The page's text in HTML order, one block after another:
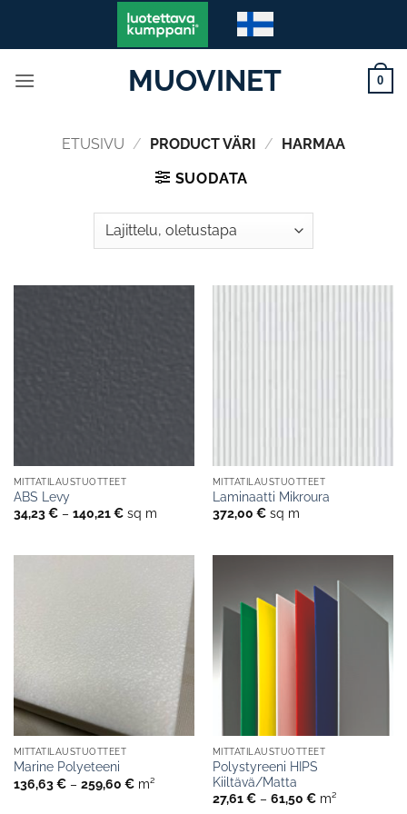
MUOVINET 0
ETUSIVU / PRODUCT VÄRI / HARMAA
SUODATA
MITTATILAUSTUOTTEET
ABS Levy
34,23€ – 140,21€Hintaluokka:
34,23 €
sq m
MITTATILAUSTUOTTEET
Laminaatti Mikroura
372,00 €sq m
MITTATILAUSTUOTTEET
Marine Polyeteeni
136,63€ – 259,60 €Hintaluokka:
m²
MITTATILAUSTUOTTEET
Polystyreeni HIPS
Kiiltävä/Matta
27,61€ – 61,50 €Hintaluokka:
m²